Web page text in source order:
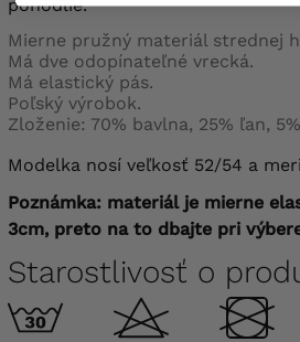
pohodlie.
Mierne pružný materiál strednej
Má dve odopínateľné vrecká.
Má elastický pás.
Poľský výrobok.
Zloženie: 70% bavlna, 25% ľan,
Modelka nosí veľkosť 52/54 a
Poznámka: materiál je mierne
3cm, preto na to dbajte pri
Starostlivosť o